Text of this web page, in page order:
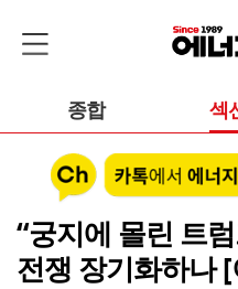
종합 섹
“궁지에 몰린 트
전쟁 장기화하나